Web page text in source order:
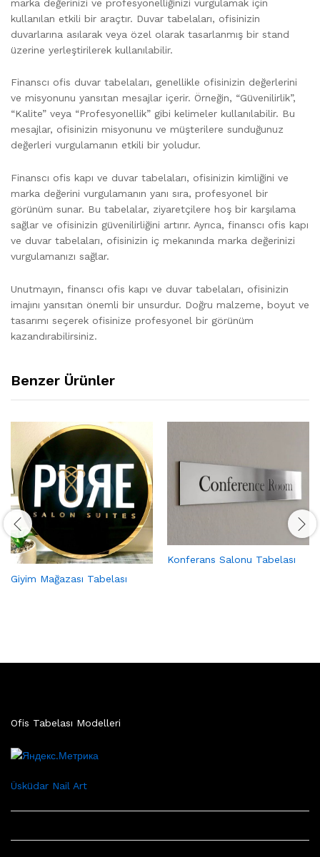
marka değerinizi ve profesyonelliğinizi vurgulamak için
kullanılan etkili bir araçtır. Duvar tabelaları, ofisinizin
duvarlarına asılarak veya özel olarak tasarlanmış bir stand
üzerine yerleştirilerek kullanılabilir.
Finanscı ofis duvar tabelaları, genellikle ofisinizin değerlerini
ve misyonunu yansıtan mesajlar içerir. Örneğin, “Güvenilirlik”,
“Kalite” veya “Profesyonellik” gibi kelimeler kullanılabilir. Bu
mesajlar, ofisinizin misyonunu ve müşterilere sunduğunuz
değerleri vurgulamanın etkili bir yoludur.
Finanscı ofis kapı ve duvar tabelaları, ofisinizin kimliğini ve
marka değerini vurgulamanın yanı sıra, profesyonel bir
görünüm sunar. Bu tabelalar, ziyaretçilere hoş bir karşılama
sağlar ve ofisinizin güvenilirliğini artırır. Ayrıca, finanscı ofis kapı
ve duvar tabelaları, ofisinizin iç mekanında marka değerinizi
vurgulamanızı sağlar.
Unutmayın, finanscı ofis kapı ve duvar tabelaları, ofisinizin
imajını yansıtan önemli bir unsurdur. Doğru malzeme, boyut ve
tasarımı seçerek ofisinize profesyonel bir görünüm
kazandırabilirsiniz.
Benzer Ürünler
Giyim Mağazası Tabelası
Konferans Salonu Tabelası
Ofis Tabelası Modelleri
Üsküdar Nail Art